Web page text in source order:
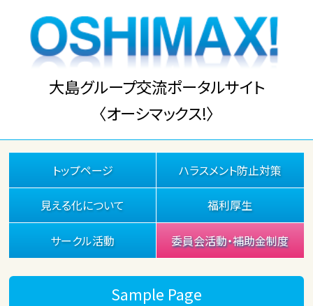
大島グループ交流ポータルサイト
〈オーシマックス!〉
トップページ ハラスメント防止対策
見える化について 福利厚生
サークル活動 委員会活動・補助金制度
Sample Page